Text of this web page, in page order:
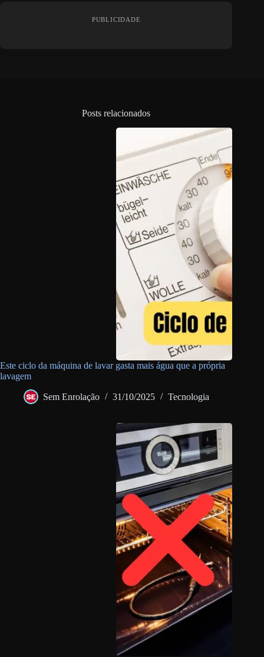
PUBLICIDADE
Posts relacionados
Este ciclo da máquina de lavar gasta mais água que a própria
lavagem
Sem Enrolação 31/10/2025 Tecnologia